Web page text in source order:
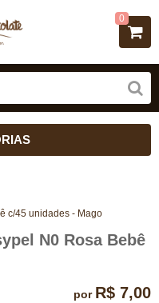
0
c/45 unidades - Mago
N0 Rosa Bebê
por R$ 7,00